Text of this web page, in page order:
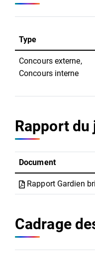
Type
Concours externe,
Concours interne
Rapport du
Document
Rapport Gardien
Cadrage